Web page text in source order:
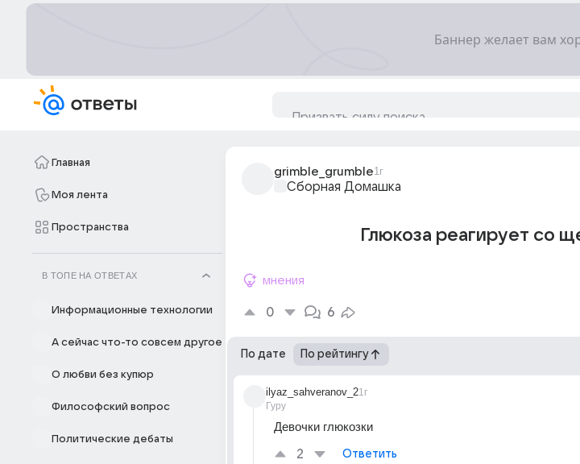
Главная
Моя лента
Пространства
В ТОПЕ НА ОТВЕТАХ
Информационные технологии
А сейчас что-то совсем другое
О любви без купюр
Философский вопрос
Политические дебаты
grimble_grumble1г
Сборная Домашка
Глюкоза реагирует со
мнения
0 6
По дате По рейтингу
ilyaz_sahveranov_2
Гуру
1г
Девочки глюкозки
2 Ответить